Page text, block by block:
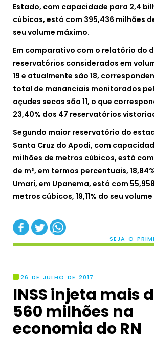
Estado, com capacidade para 2,4
cúbicos, está com 395,436 milhões
seu volume máximo.
Em comparativo com o relatório do
reservatórios considerados em
19 e atualmente são 18,
total de mananciais monitorados
açudes secos são 11, o que
23,40% dos 47 reservatórios
Segundo maior reservatório do
Santa Cruz do Apodi, com
milhões de metros cúbicos, está com
de m³, em termos percentuais,
Umari, em Upanema, está com
metros cúbicos, 19,11% do seu
SEJA O
26 DE JULHO DE 2017
INSS injeta mais
560 milhões na
economia do RN